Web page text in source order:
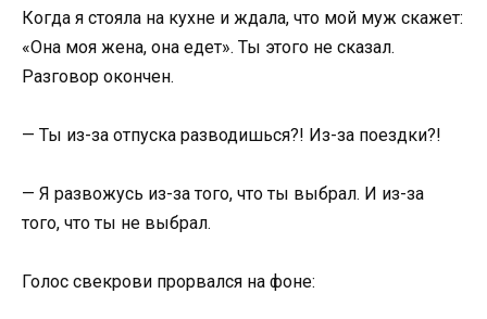
Когда я стояла на кухне и ждала, что мой муж скажет:
«Она моя жена, она едет». Ты этого не сказал.
Разговор окончен.
— Ты из-за отпуска разводишься?! Из-за поездки?!
— Я развожусь из-за того, что ты выбрал. И из-за
того, что ты не выбрал.
Голос свекрови прорвался на фоне: